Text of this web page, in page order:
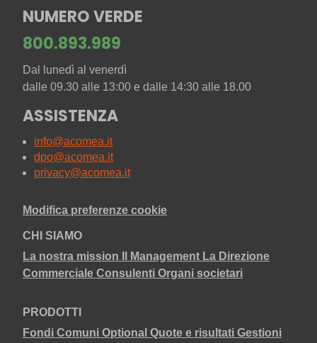
NUMERO VERDE
800.893.989
Dal lunedì al venerdì
dalle 09.30 alle 13:00 e dalle 14:30 alle 18.00
ASSISTENZA
info@acomea.it
dpo@acomea.it
privacy@acomea.it
Modifica preferenze cookie
CHI SIAMO
La nostra mission
Il Management La Direzione
Commerciale Consulenti Organi societari
PRODOTTI
Fondi Comuni Optional Quote e risultati Gestioni